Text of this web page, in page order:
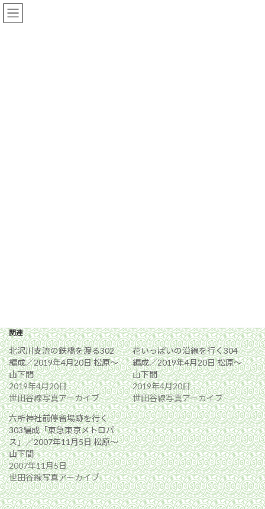
コ
ン
ナ
ビ
関連
北沢川支流の鉄橋を渡る302
編成／2019年4月20日 松原〜
山下間
2019年4月20日
世田谷線写真アーカイブ
花いっぱいの沿線を行く304
編成／2019年4月20日 松原〜
山下間
2019年4月20日
世田谷線写真アーカイブ
六所神社前停留場跡を行く
303編成「東急東京メトロパ
ス」／2007年11月5日 松原〜
山下間
2007年11月5日
世田谷線写真アーカイブ